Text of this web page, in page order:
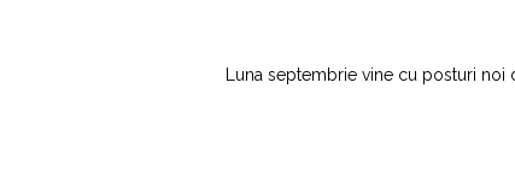
Luna septembrie vine cu posturi